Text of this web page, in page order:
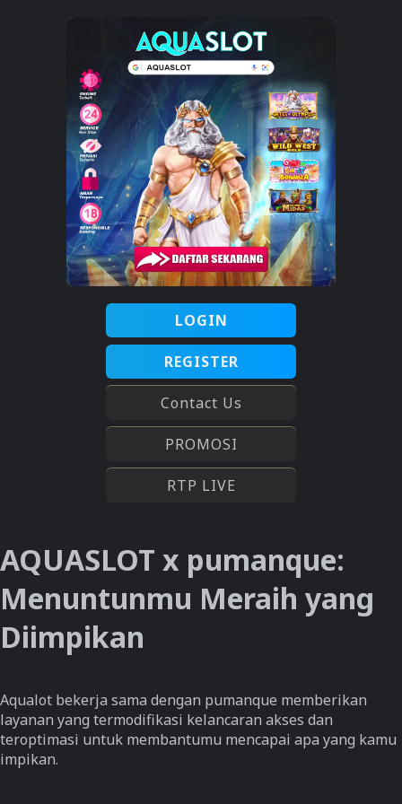
LOGIN
REGISTER
Contact Us
PROMOSI
RTP LIVE
AQUASLOT x pumanque:
Menuntunmu Meraih yang
Diimpikan
Aqualot bekerja sama dengan pumanque memberikan
layanan yang termodifikasi kelancaran akses dan
teroptimasi untuk membantumu mencapai apa yang kamu
impikan.